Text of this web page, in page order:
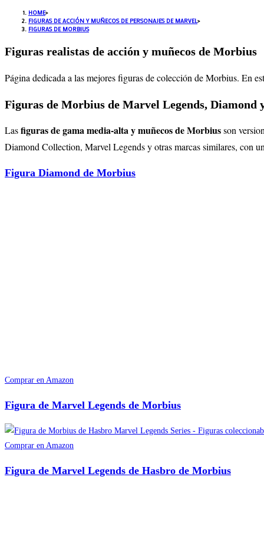
HOME>
FIGURAS DE ACCIÓN Y MUÑECOS DE PERSONAJES DE MARVEL>
FIGURAS DE MORBIUS
Figuras realistas de acción y muñecos de Morbius
Página dedicada a las mejores figuras de colección de Morbius. En
Figuras de Morbius de Marvel Legends, Diamond
Lasfiguras de gama media-alta y muñecos de Morbiusson
Diamond Collection, Marvel Legends y otras marcas similares, con
Figura Diamond de Morbius
Comprar en Amazon
Figura de Marvel Legends de Morbius
Comprar en Amazon
Figura de Marvel Legends de Hasbro de Morbius